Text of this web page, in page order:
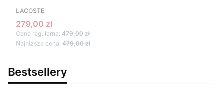
PRODUCENT
LACOSTE
Cena promocyjna
279,00 zł
Cena regularna: 479,00 zł
Najniższa cena: 479,00 zł
Bestsellery